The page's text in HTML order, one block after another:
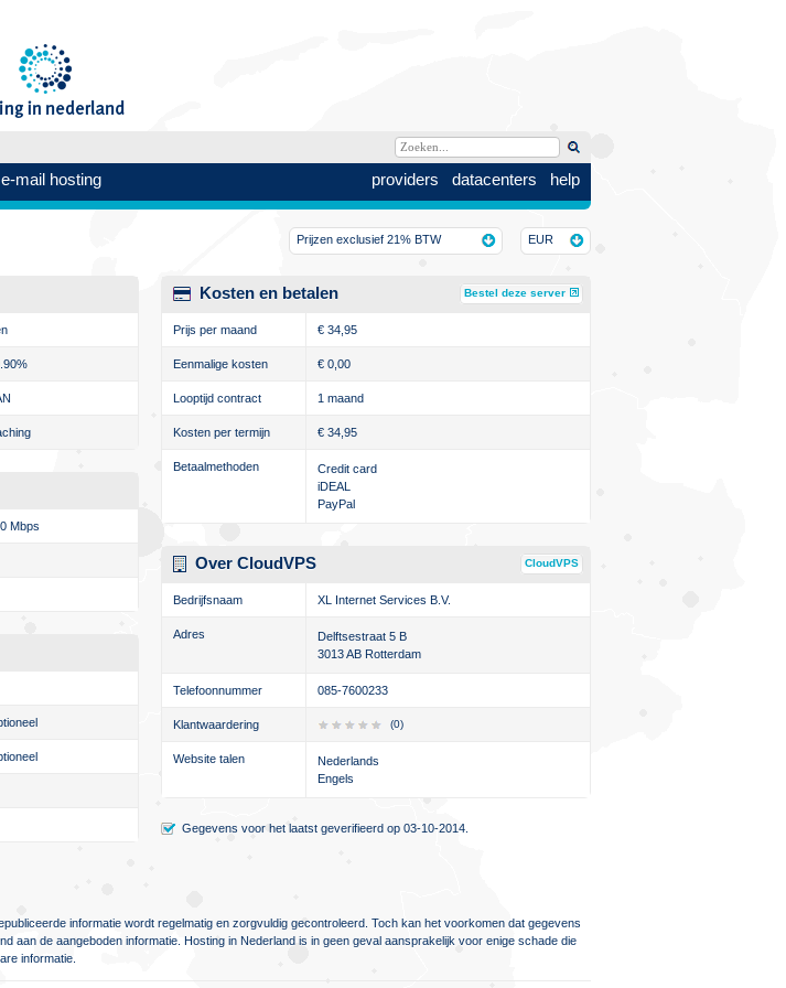
providers datacenters help
e-mail hosting
EUR
Prijzen exclusief 21% BTW
Mbps
Kosten en betalen Bestel deze server
Prijs per maand € 34,95
Eenmalige kosten € 0,00
Looptijd contract 1 maand
Kosten per termijn € 34,95
Betaalmethoden
Credit card
iDEAL
PayPal
Over CloudVPS CloudVPS
Bedrijfsnaam XL Internet Services B.V.
Adres
Delftsestraat 5 B
3013 AB Rotterdam
Telefoonnummer 085-7600233
Klantwaardering (0)
Website talen
Nederlands
Engels
Gegevens voor het laatst geverifieerd op 03-10-2014.
informatie wordt regelmatig en zorgvuldig gecontroleerd. Toch kan het voorkomen dat gegevens
aan de aangeboden informatie. Hosting in Nederland is in geen geval aansprakelijk voor enige schade die
informatie.